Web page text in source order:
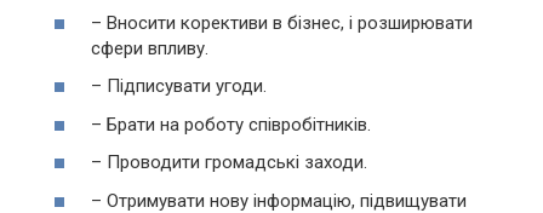
– Вносити корективи в бізнес, і розширювати
сфери впливу.
– Підписувати угоди.
– Брати на роботу співробітників.
– Проводити громадські заходи.
– Отримувати нову інформацію, підвищувати